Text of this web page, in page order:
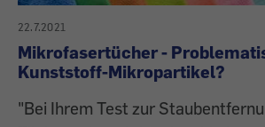
22.7.2021
Mikrofasertücher -
Kunststoff-Mikropartikel?
"Bei Ihrem Test zur